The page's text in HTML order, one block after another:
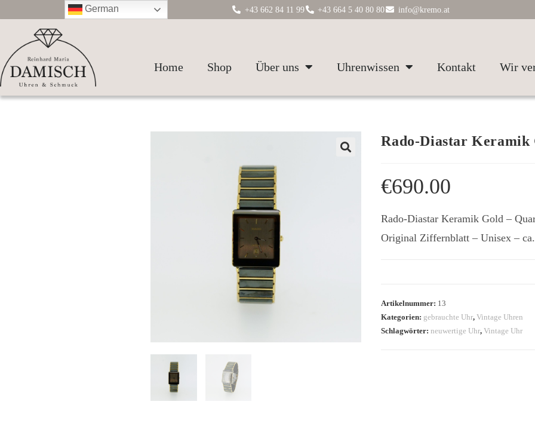
+43 662 84 11 99 +43 664 5 40 80 80 info@kremo.at
Home Shop Über uns Uhrenwissen Kontakt Wir
Rado-Diastar Keramik
€690.00
Rado-Diastar Keramik Gold –
Original Ziffernblatt – Unisex –
Artikelnummer: 13
Kategorien: gebrauchte Uhr,Vintage Uhren
Schlagwörter:neuwertige Uhr,Vintage Uhr
German